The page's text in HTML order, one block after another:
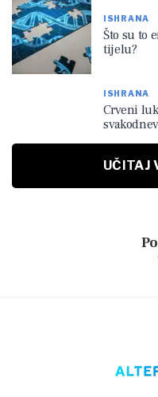
ISHRANA
Što su to
tijelu?
ISHRANA
Crveni
UČITAJ